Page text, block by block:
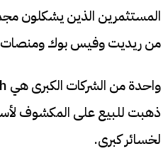
المستثمرين الذين يشكلون
من ريديت وفيس بوك
لخسائر كبرى.